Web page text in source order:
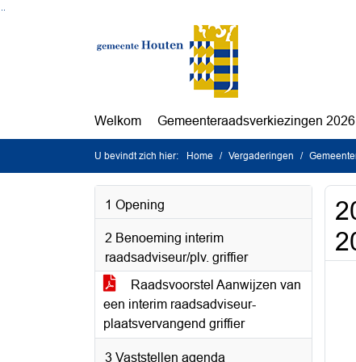
Welkom Gemeenteraadsverkiezingen 2026
U bevindt zich hier: Home Vergaderingen
1 Opening
2 Benoeming interim
raadsadviseur/plv. griffier
Raadsvoorstel Aanwijzen van
een interim raadsadviseur-
plaatsvervangend griffier
3 Vaststellen agenda